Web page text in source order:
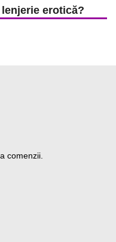
erotică?
comenzii.